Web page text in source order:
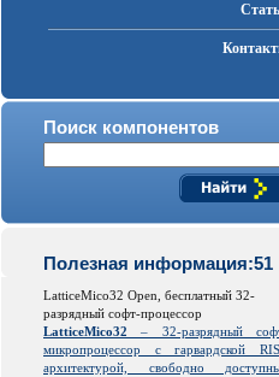
Поиск компонентов
Полезная информация:51
LatticeMico32 Open, бесплатный 32-
разрядный софт-процессор
LatticeMico32 – 32-разрядный
микропроцессор с гарвардской
архитектурой, свободно